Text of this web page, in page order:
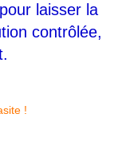
laisser la
contrôlée,